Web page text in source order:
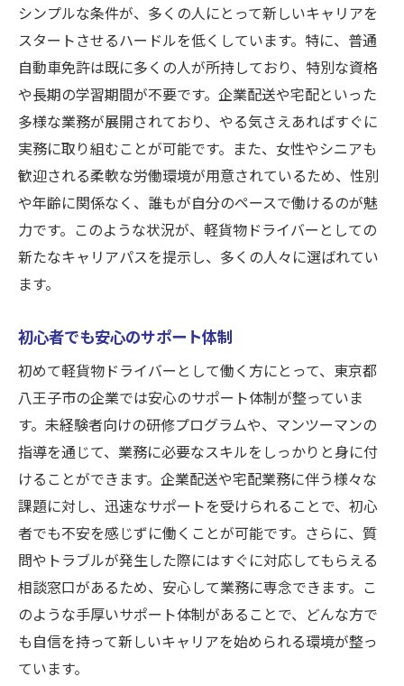
シンプルな条件が、多くの人にとって新しいキャリアを
スタートさせるハードルを低くしています。特に、普通
自動車免許は既に多くの人が所持しており、特別な資格
や長期の学習期間が不要です。企業配送や宅配といった
多様な業務が展開されており、やる気さえあればすぐに
実務に取り組むことが可能です。また、女性やシニアも
歓迎される柔軟な労働環境が用意されているため、性別
や年齢に関係なく、誰もが自分のペースで働けるのが魅
力です。このような状況が、軽貨物ドライバーとしての
新たなキャリアパスを提示し、多くの人々に選ばれてい
ます。
初心者でも安心のサポート体制
初めて軽貨物ドライバーとして働く方にとって、東京都
八王子市の企業では安心のサポート体制が整っていま
す。未経験者向けの研修プログラムや、マンツーマンの
指導を通じて、業務に必要なスキルをしっかりと身に付
けることができます。企業配送や宅配業務に伴う様々な
課題に対し、迅速なサポートを受けられることで、初心
者でも不安を感じずに働くことが可能です。さらに、質
問やトラブルが発生した際にはすぐに対応してもらえる
相談窓口があるため、安心して業務に専念できます。こ
のような手厚いサポート体制があることで、どんな方で
も自信を持って新しいキャリアを始められる環境が整っ
ています。